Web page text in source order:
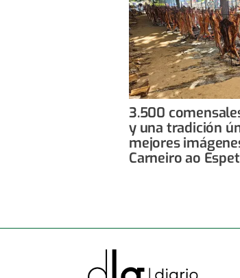
3.500
y una tradición
mejores
Carneiro ao